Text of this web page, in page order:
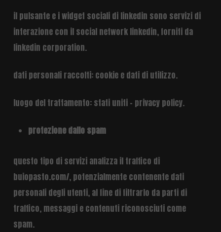
il pulsante e i widget sociali di linkedin sono servizi di
interazione con il social network linkedin, forniti da
linkedin corporation.
dati personali raccolti: cookie e dati di utilizzo.
luogo del trattamento: stati uniti – privacy policy.
protezione dallo spam
questo tipo di servizi analizza il traffico di
buiopasto.com/, potenzialmente contenente dati
personali degli utenti, al fine di filtrarlo da parti di
traffico, messaggi e contenuti riconosciuti come
spam.